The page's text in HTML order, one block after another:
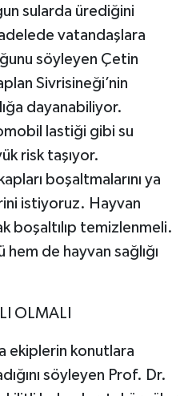
sularda ürediğini
vatandaşlara
söyleyen Çetin
Sivrisineği’nin
dayanabiliyor.
lastiği gibi su
risk taşıyor.
boşaltmalarını ya
istiyoruz. Hayvan
boşaltılıp temizlenmeli.
de hayvan sağlığı
OLMALI
ekiplerin konutlara
söyleyen Prof. Dr.